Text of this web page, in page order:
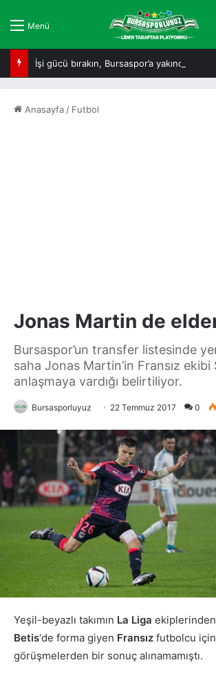
Menü
İşi gücü bırakın, Bursaspor’a yakından bakın!
Anasayfa / Futbol
Jonas Martin de
Bursaspor’un transfer listesinde
saha Jonas Martin’in Fransız
anlaşmaya vardığı belirtiliyor.
Bursasporluyuz 22 Temmuz 2017 0
Yeşil-beyazlı takımın La Liga ekiplerinden
Betis‘de forma giyen Fransız futbolcu için
görüşmelerden bir sonuç alınamamıştı.